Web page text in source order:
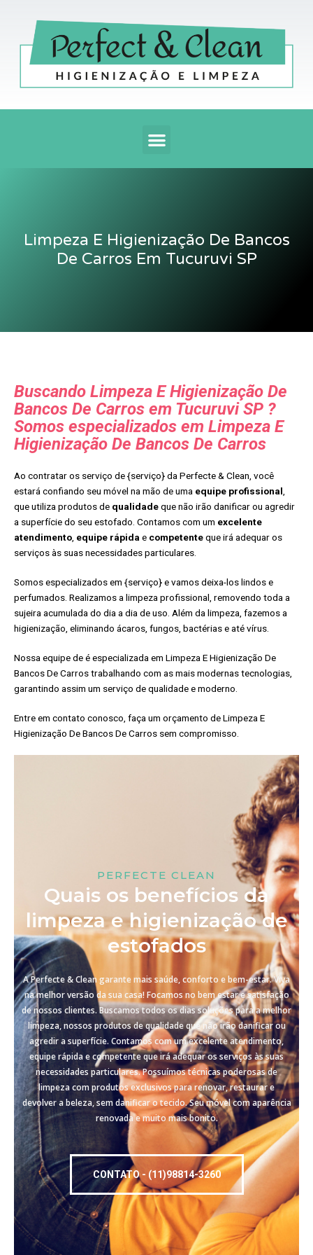
conteúdo
Menu
Limpeza E Higienização De Bancos
De Carros Em Tucuruvi SP
Buscando Limpeza E Higienização De
Bancos De Carros em Tucuruvi SP ?
Somos especializados em Limpeza E
Higienização De Bancos De Carros
Ao contratar os serviço de {serviço} da Perfecte & Clean, você
estará confiando seu móvel na mão de uma equipe profissional
que utiliza produtos de qualidadeque não irão danificar ou agredir
a superfície do seu estofado. Contamos com um excelente
atendimento equipe rápida e competenteque irá adequar os
serviços às suas necessidades particulares.
Somos especializados em {serviço} e vamos deixa-los lindos e
perfumados. Realizamos a limpeza profissional, removendo toda a
sujeira acumulada do dia a dia de uso. Além da limpeza, fazemos a
higienização, eliminando ácaros, fungos, bactérias e até vírus.
Nossa equipe de é especializada em Limpeza E Higienização De
Bancos De Carros trabalhando com as mais modernas tecnologias,
garantindo assim um serviço de qualidade e moderno.
Entre em contato conosco, faça um orçamento de Limpeza E
Higienização De Bancos De Carros sem compromisso.
PERFECTE CLEAN
Quais os benefícios da
limpeza e higienização de
estofados
A Perfecte & Clean garante mais saúde, conforto e bem-estar. Viva
na melhor versão da sua casa! Focamos no bem estar e satisfação
de nossos clientes. Buscamos todos os dias soluções para a melhor
limpeza, nossos produtos de qualidade que não irão danificar ou
agredir a superfície. Contamos com um excelente atendimento,
equipe rápida e competente que irá adequar os serviços às suas
necessidades particulares. Possuímos técnicas poderosas de
limpeza com produtos exclusivos para renovar, restaurar e
devolver a beleza, sem danificar o tecido. Seu móvel com aparência
renovada e muito mais bonito.
CONTATO - (11)98814-3260